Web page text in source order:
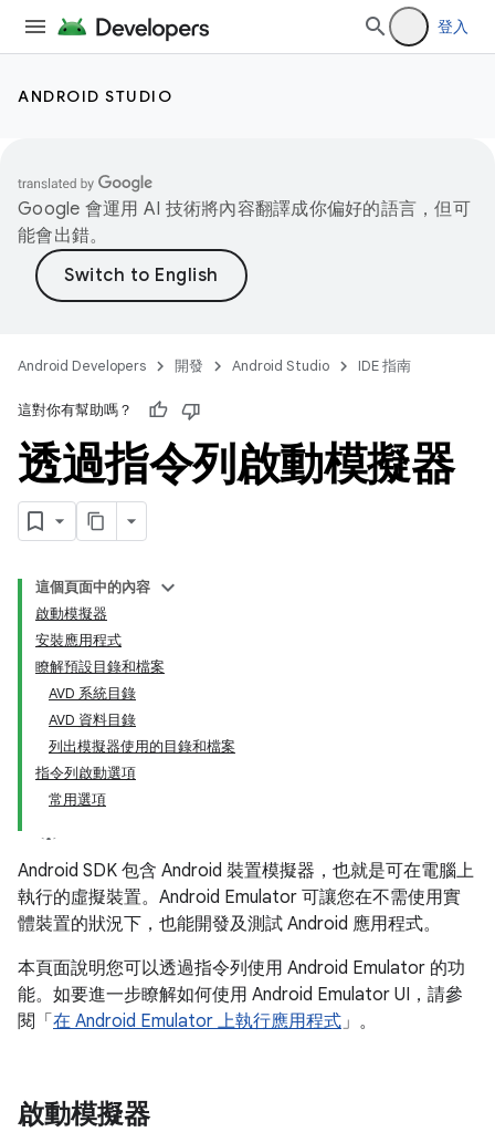
登入
ANDROID STUDIO
Google 會運用 AI 技術將內容翻譯成你偏好的語言，但可
能會出錯。
Android Developers 開發 Android Studio IDE 指南
這對你有幫助嗎？
透過指令列啟動模擬器
這個頁面中的內容
啟動模擬器
安裝應用程式
瞭解預設目錄和檔案
AVD 系統目錄
AVD 資料目錄
列出模擬器使用的目錄和檔案
指令列啟動選項
常用選項
Android SDK 包含 Android 裝置模擬器，也就是可在電腦上
執行的虛擬裝置。Android Emulator 可讓您在不需使用實
體裝置的狀況下，也能開發及測試 Android 應用程式。
本頁面說明您可以透過指令列使用 Android Emulator 的功
能。如要進一步瞭解如何使用 Android Emulator UI，請參
閱「 在 Android Emulator 上執行應用程式」。
啟動模擬器